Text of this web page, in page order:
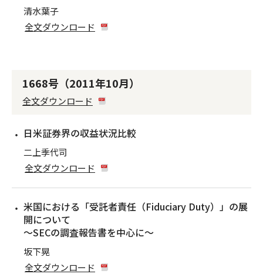
清水葉子
全文ダウンロード
1668号（2011年10月）
全文ダウンロード
日米証券界の収益状況比較
二上季代司
全文ダウンロード
米国における「受託者責任（Fiduciary Duty）」の展
開について
〜SECの調査報告書を中心に〜
坂下晃
全文ダウンロード